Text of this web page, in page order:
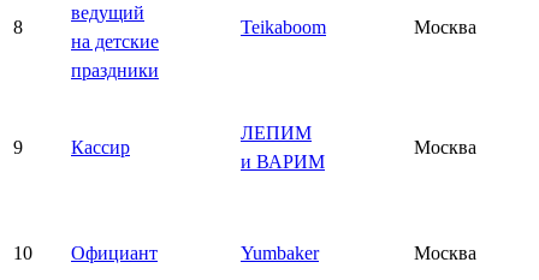
8
ведущий
на детские
праздники
Teikaboom Москва
9 Кассир
ЛЕПИМ
и ВАРИМ
Москва
10 Официант Yumbaker Москва